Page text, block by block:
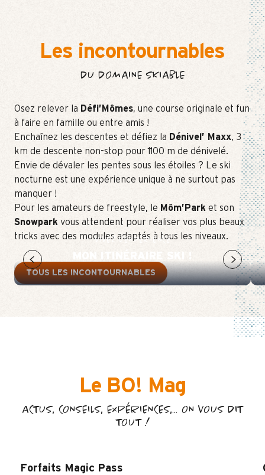
Les incontournables
DU DOMAINE SKIABLE
Osez relever la Défi’Mômes, une course originale et fun
à faire en famille ou entre amis !
Enchaînez les descentes et défiez la Dénivel’ Maxx, 3
km de descente non-stop pour 1100 m de dénivelé.
Envie de dévaler les pentes sous les étoiles ? Le ski
nocturne est une expérience unique à ne surtout pas
manquer !
Pour les amateurs de freestyle, le Môm’Park et son
Snowpark vous attendent pour réaliser vos plus beaux
tricks avec des modules adaptés à tous les niveaux.
TOUS LES INCONTOURNABLES
VIVEZ L'EXPÉRIENCE
MON ITINÉRAIRE SKI !
Le BO! Mag
ACTUS, CONSEILS, EXPÉRIENCES,… ON VOUS DIT
TOUT !
Forfaits Magic Pass